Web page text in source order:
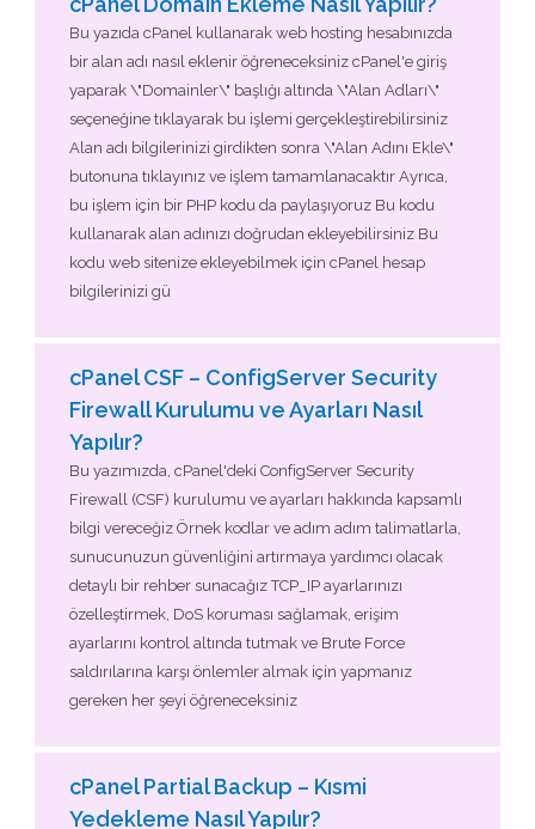
Bu yazıda cPanel kullanarak web hosting hesabınızda
bir alan adı nasıl eklenir öğreneceksiniz cPanel'e giriş
yaparak \"Domainler\" başlığı altında \"Alan Adları\"
seçeneğine tıklayarak bu işlemi gerçekleştirebilirsiniz
Alan adı bilgilerinizi girdikten sonra \"Alan Adını Ekle\"
butonuna tıklayınız ve işlem tamamlanacaktır Ayrıca,
bu işlem için bir PHP kodu da paylaşıyoruz Bu kodu
kullanarak alan adınızı doğrudan ekleyebilirsiniz Bu
kodu web sitenize ekleyebilmek için cPanel hesap
bilgilerinizi gü
cPanel CSF – ConfigServer Security
Firewall Kurulumu ve Ayarları Nasıl
Yapılır?
Bu yazımızda, cPanel'deki ConfigServer Security
Firewall (CSF) kurulumu ve ayarları hakkında kapsamlı
bilgi vereceğiz Örnek kodlar ve adım adım talimatlarla,
sunucunuzun güvenliğini artırmaya yardımcı olacak
detaylı bir rehber sunacağız TCP_IP ayarlarınızı
özelleştirmek, DoS koruması sağlamak, erişim
ayarlarını kontrol altında tutmak ve Brute Force
saldırılarına karşı önlemler almak için yapmanız
gereken her şeyi öğreneceksiniz
cPanel Partial Backup – Kısmi
Yedekleme Nasıl Yapılır?